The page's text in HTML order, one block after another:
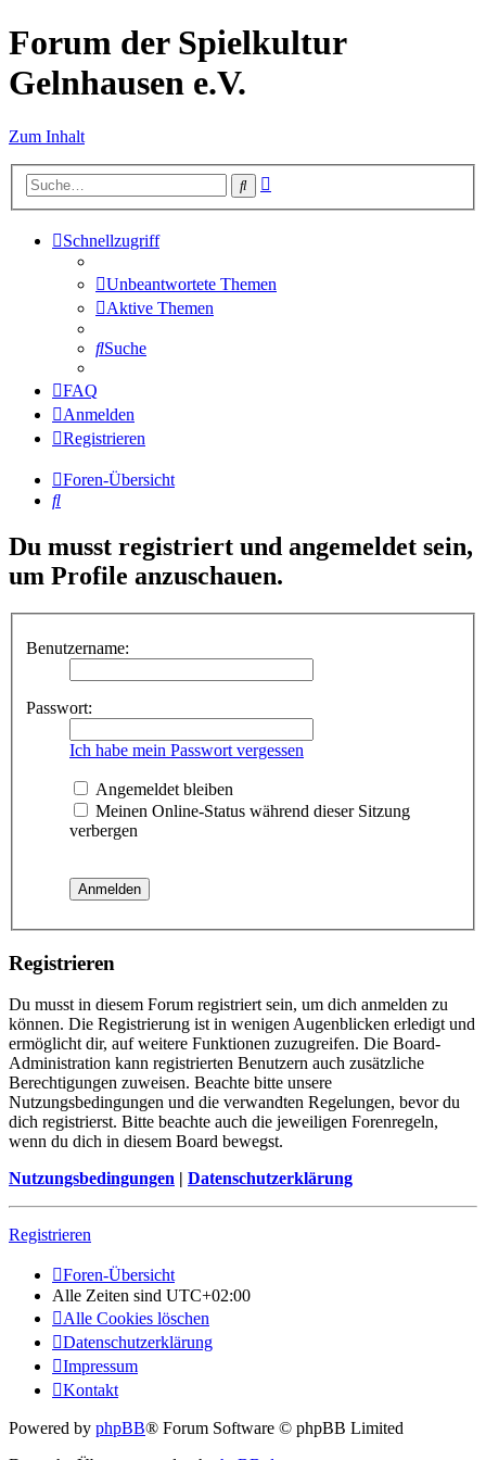
Forum der Spielkultur
Gelnhausen e.V.
Zum Inhalt
Suche
Schnellzugriff
Unbeantwortete Themen
Aktive Themen
Suche
FAQ
Anmelden
Registrieren
Foren-Übersicht
Suche
Du musst registriert und angemeldet sein,
um Profile anzuschauen.
Benutzername:
Passwort:
Ich habe mein Passwort vergessen
Angemeldet bleiben
Meinen Online-Status während dieser Sitzung
verbergen
Registrieren
Du musst in diesem Forum registriert sein, um dich anmelden zu
können. Die Registrierung ist in wenigen Augenblicken erledigt und
ermöglicht dir, auf weitere Funktionen zuzugreifen. Die Board-
Administration kann registrierten Benutzern auch zusätzliche
Berechtigungen zuweisen. Beachte bitte unsere
Nutzungsbedingungen und die verwandten Regelungen, bevor du
dich registrierst. Bitte beachte auch die jeweiligen Forenregeln,
wenn du dich in diesem Board bewegst.
Nutzungsbedingungen | Datenschutzerklärung
Registrieren
Foren-Übersicht
Alle Zeiten sind UTC+02:00
Alle Cookies löschen
Datenschutzerklärung
Impressum
Kontakt
Powered by phpBB® Forum Software © phpBB Limited